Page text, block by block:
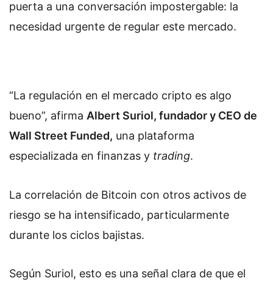
puerta a una conversación impostergable: la
necesidad urgente de regular este mercado.
“La regulación en el mercado cripto es algo
bueno”, afirma Albert Suriol, fundador y CEO de
Wall Street Funded, una plataforma
especializada en finanzas y trading.
La correlación de Bitcoin con otros activos de
riesgo se ha intensificado, particularmente
durante los ciclos bajistas.
Según Suriol, esto es una señal clara de que el